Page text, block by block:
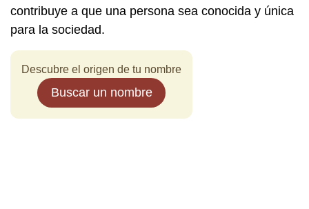
contribuye a que una persona sea conocida y única
para la sociedad.
Descubre el origen de tu nombre
Buscar un nombre